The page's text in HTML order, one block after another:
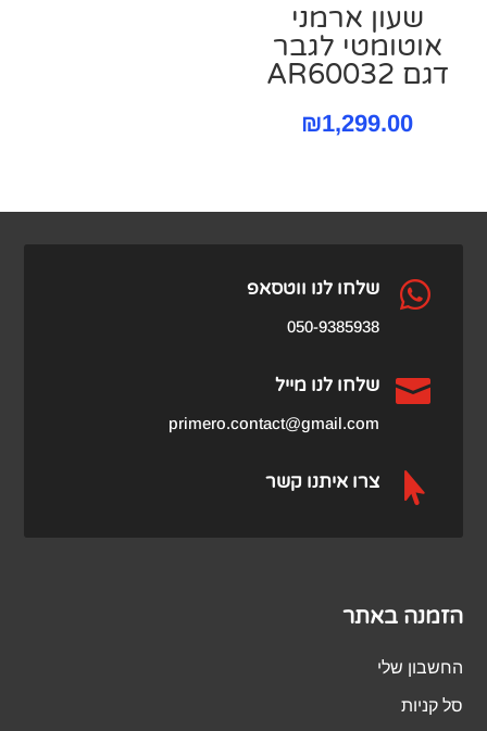
שעון ארמני
אוטומטי לגבר
דגם AR60032
₪1,299.00
 שלחו לנו ווטסאפ
050-9385938
 שלחו לנו מייל
primero.contact@gmail.com
 צרו איתנו קשר
הזמנה באתר
החשבון שלי
סל קניות